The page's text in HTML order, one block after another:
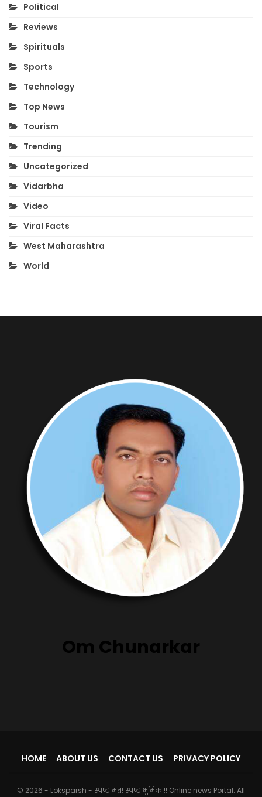
Political
Reviews
Spirituals
Sports
Technology
Top News
Tourism
Trending
Uncategorized
Vidarbha
Video
Viral Facts
West Maharashtra
World
Om Chunarkar
HOME ABOUT US CONTACT US PRIVACY POLICY
© 2026 - Loksparsh - स्पष्ट मत! स्पष्ट भुमिका!! Online news Portal. All